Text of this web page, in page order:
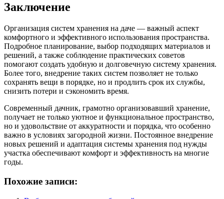
Заключение
Организация систем хранения на даче — важный аспект
комфортного и эффективного использования пространства.
Подробное планирование, выбор подходящих материалов и
решений, а также соблюдение практических советов
помогают создать удобную и долговечную систему хранения.
Более того, внедрение таких систем позволяет не только
сохранять вещи в порядке, но и продлить срок их службы,
снизить потери и сэкономить время.
Современный дачник, грамотно организовавший хранение,
получает не только уютное и функциональное пространство,
но и удовольствие от аккуратности и порядка, что особенно
важно в условиях загородной жизни. Постоянное внедрение
новых решений и адаптация системы хранения под нужды
участка обеспечивают комфорт и эффективность на многие
годы.
Похожие записи: